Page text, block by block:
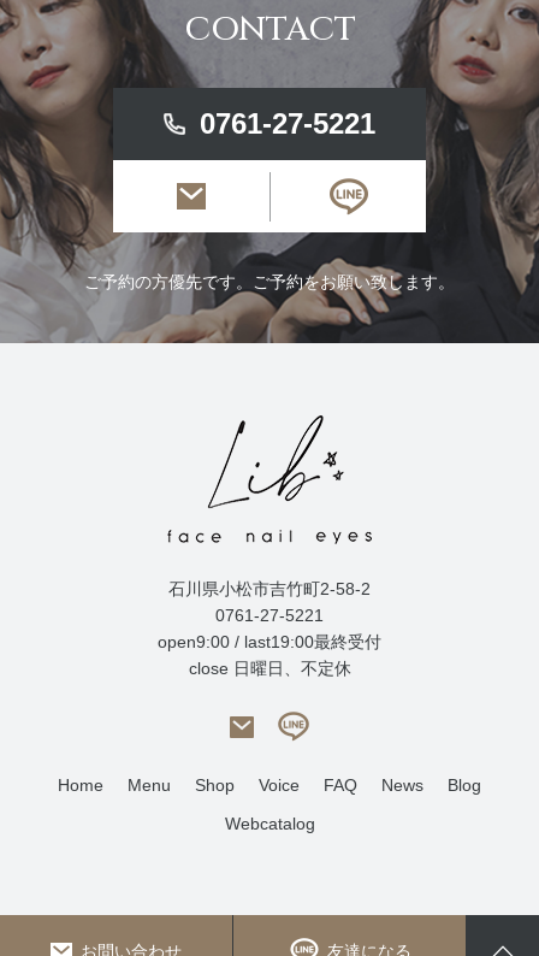
CONTACT
0761-27-5221
ご予約の方優先です。ご予約をお願い致します。
お問い合わせ 友達になる
石川県小松市吉竹町2-58-2
0761-27-5221
open9:00 / last19:00最終受付
close 日曜日、不定休
Home Menu Shop Voice FAQ News
Blog
Webcatalog